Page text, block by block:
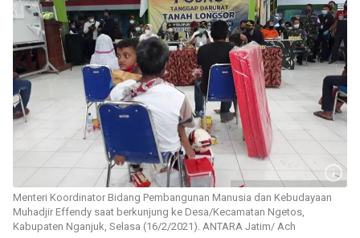
Menteri Koordinator Bidang Pembangunan Manusia dan Kebudayaan
Muhadjir Effendy saat berkunjung ke Desa/Kecamatan Ngetos,
Kabupaten Nganjuk, Selasa (16/2/2021). ANTARA Jatim/ Ach